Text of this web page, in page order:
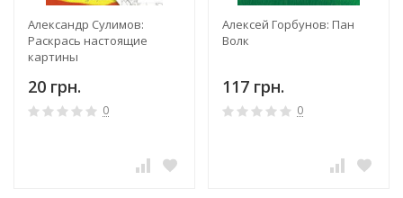
Александр Сулимов:
Раскрась настоящие
картины
20 грн.
0
Алексей Горбунов: Пан
Волк
117 грн.
0